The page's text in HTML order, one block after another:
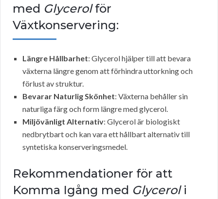
med Glycerolför
Växtkonservering:
Längre Hållbarhet: Glycerol hjälper till att bevara
växterna längre genom att förhindra uttorkning och
förlust av struktur.
Bevarar Naturlig Skönhet: Växterna behåller sin
naturliga färg och form längre med glycerol.
Miljövänligt Alternativ: Glycerol är biologiskt
nedbrytbart och kan vara ett hållbart alternativ till
syntetiska konserveringsmedel.
Rekommendationer för att
Komma Igång med Glyceroli